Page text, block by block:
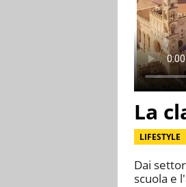
La
LIFESTYLE
Dai
scuola e